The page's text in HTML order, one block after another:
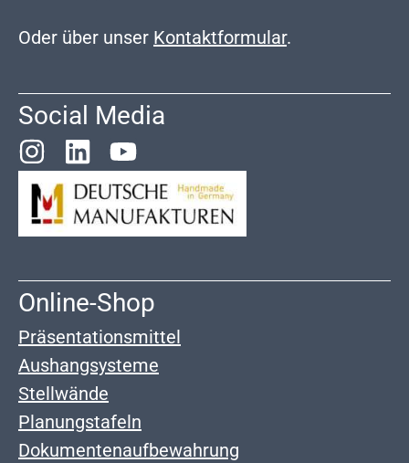
Oder über unser Kontaktformular.
Social Media
Online-Shop
Präsentationsmittel
Aushangsysteme
Stellwände
Planungstafeln
Dokumentenaufbewahrung